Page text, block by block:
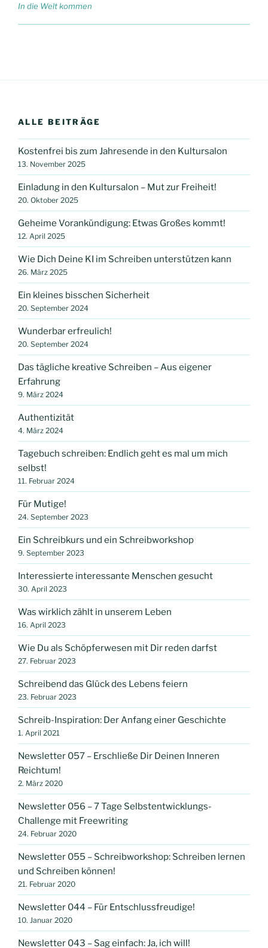
In die Welt kommen
ALLE BEITRÄGE
Kostenfrei bis zum Jahresende in den Kultursalon
13. November 2025
Einladung in den Kultursalon – Mut zur Freiheit!
20. Oktober 2025
Geheime Vorankündigung: Etwas Großes kommt!
12. April 2025
Wie Dich Deine KI im Schreiben unterstützen kann
26. März 2025
Ein kleines bisschen Sicherheit
20. September 2024
Wunderbar erfreulich!
20. September 2024
Das tägliche kreative Schreiben – Aus eigener
Erfahrung
9. März 2024
Authentizität
4. März 2024
Tagebuch schreiben: Endlich geht es mal um mich
selbst!
11. Februar 2024
Für Mutige!
24. September 2023
Ein Schreibkurs und ein Schreibworkshop
9. September 2023
Interessierte interessante Menschen gesucht
30. April 2023
Was wirklich zählt in unserem Leben
16. April 2023
Wie Du als Schöpferwesen mit Dir reden darfst
27. Februar 2023
Schreibend das Glück des Lebens feiern
23. Februar 2023
Schreib-Inspiration: Der Anfang einer Geschichte
1. April 2021
Newsletter 057 – Erschließe Dir Deinen Inneren
Reichtum!
2. März 2020
Newsletter 056 – 7 Tage Selbstentwicklungs-
Challenge mit Freewriting
24. Februar 2020
Newsletter 055 – Schreibworkshop: Schreiben lernen
und Schreiben können!
21. Februar 2020
Newsletter 044 – Für Entschlussfreudige!
10. Januar 2020
Newsletter 043 – Sag einfach: Ja, ich will!